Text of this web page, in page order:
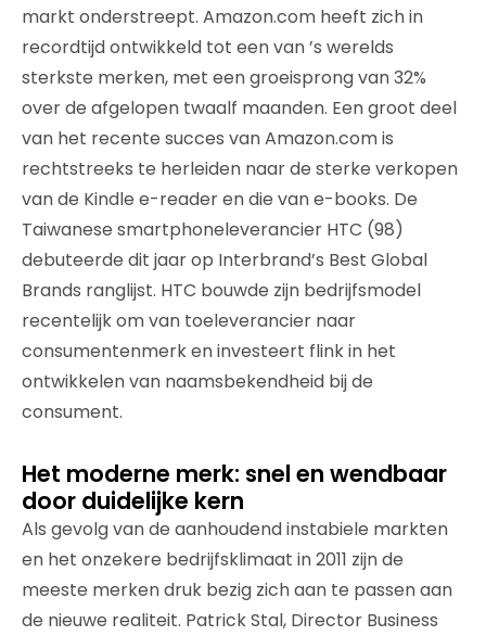
markt onderstreept. Amazon.com heeft zich in
recordtijd ontwikkeld tot een van ’s werelds
sterkste merken, met een groeisprong van 32%
over de afgelopen twaalf maanden. Een groot deel
van het recente succes van Amazon.com is
rechtstreeks te herleiden naar de sterke verkopen
van de Kindle e-reader en die van e-books. De
Taiwanese smartphoneleverancier HTC (98)
debuteerde dit jaar op Interbrand’s Best Global
Brands ranglijst. HTC bouwde zijn bedrijfsmodel
recentelijk om van toeleverancier naar
consumentenmerk en investeert flink in het
ontwikkelen van naamsbekendheid bij de
consument.
Het moderne merk: snel en wendbaar
door duidelijke kern
Als gevolg van de aanhoudend instabiele markten
en het onzekere bedrijfsklimaat in 2011 zijn de
meeste merken druk bezig zich aan te passen aan
de nieuwe realiteit. Patrick Stal, Director Business